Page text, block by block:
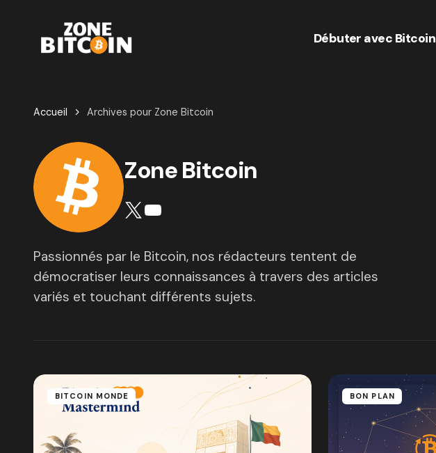
Débuter avec Bitcoin
Accueil Archives pour Zone Bitcoin
Zone Bitcoin
Passionnés par le Bitcoin, nos rédacteurs tentent de
démocratiser leurs connaissances à travers des articles
variés et touchant différents sujets.
BITCOIN MONDE BON PLAN